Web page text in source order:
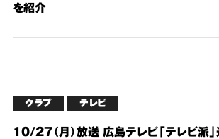
を紹介
クラブ テレビ
10/27（月）放送 広島テレビ「テレビ派